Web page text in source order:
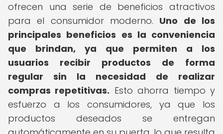
ofrecen una serie de beneficios atractivos
para el consumidor moderno. Uno de los
principales beneficios es la conveniencia
que brindan, ya que permiten a los
usuarios recibir productos de forma
regular sin la necesidad de realizar
compras repetitivas. Esto ahorra tiempo y
esfuerzo a los consumidores, ya que los
productos deseados se entregan